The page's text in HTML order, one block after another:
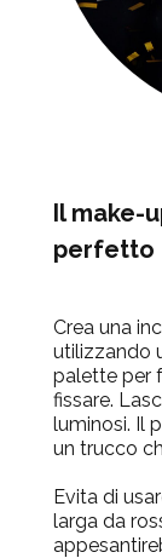
Il make-
perfetto
Crea una
utilizzando
palette per
fissare.
luminosi. Il
un trucco
Evita di
larga da